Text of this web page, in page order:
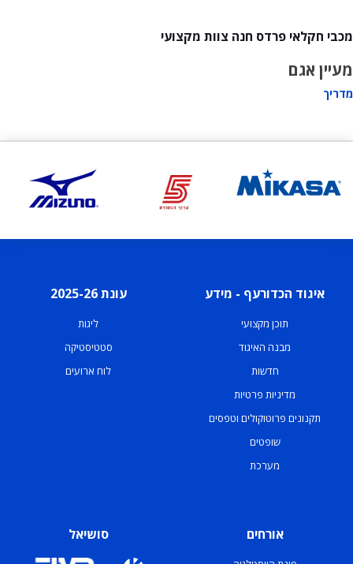
מכבי חקלאי פרדס חנה צוות מקצועי
מעיין אגם
מדריך
איגוד הכדורעף - מידע
תוכן מקצועי
מבנה האיגוד
חדשות
מדיניות פרטיות
תקנונים פרוטוקולים וטפסים
שופטים
מערכת
עונת 2025-26
ליגות
סטטיסטיקה
לוח ארועים
אורחים סושיאל